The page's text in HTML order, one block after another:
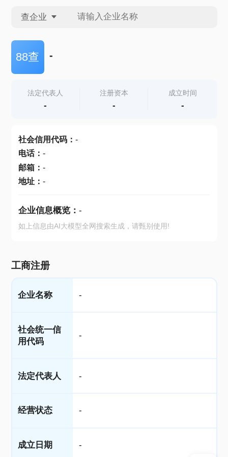
查企业
查企业
查产地
88查 -
法定代表人
-
注册资本
-
成立时间
-
社会信用代码： -
电话： -
邮箱： -
地址： -
企业信息概览： -
如上信息由AI大模型全网搜索生成，请甄别使用!
工商注册
企业名称 -
社会统一信
用代码
-
法定代表人 -
经营状态 -
成立日期 -